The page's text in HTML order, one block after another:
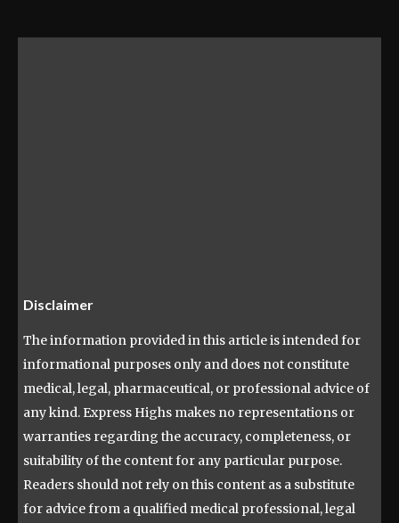
Disclaimer
The information provided in this article is intended for
informational purposes only and does not constitute
medical, legal, pharmaceutical, or professional advice of
any kind. Express Highs makes no representations or
warranties regarding the accuracy, completeness, or
suitability of the content for any particular purpose.
Readers should not rely on this content as a substitute
for advice from a qualified medical professional, legal